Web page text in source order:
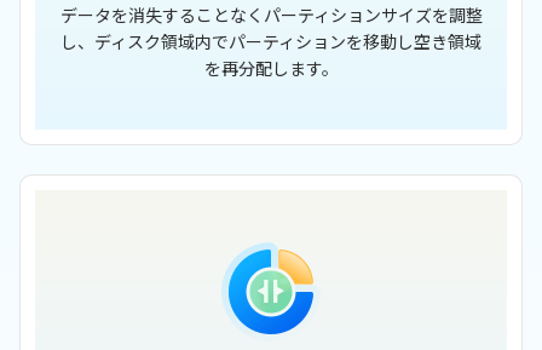
データを消失することなくパーティションサイズを調整
し、ディスク領域内でパーティションを移動し空き領域
を再分配します。